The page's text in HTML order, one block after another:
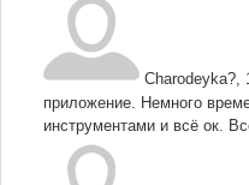
Charodeyka?,
приложение. Немного
инструментами и всё ок.